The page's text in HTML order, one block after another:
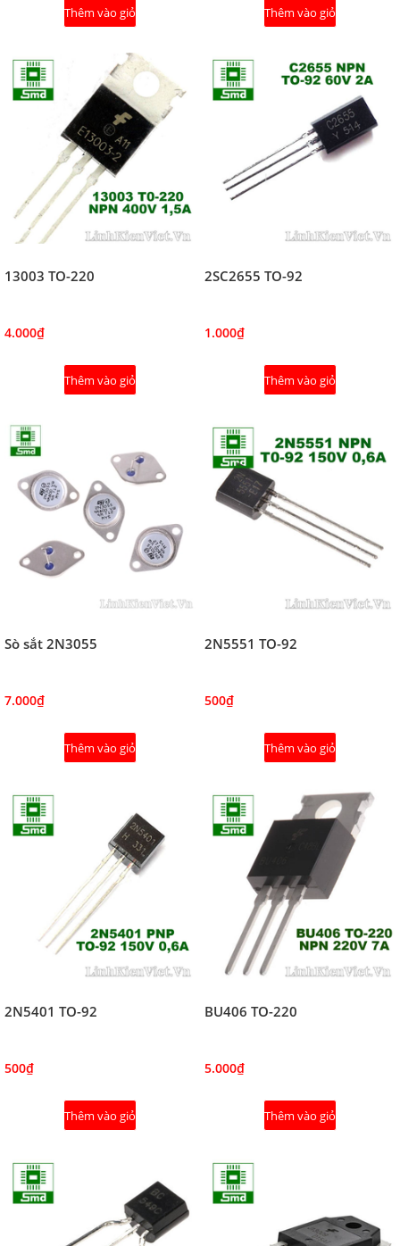
Thêm vào giỏ Thêm vào giỏ
13003 TO-220
4.000₫
Thêm vào giỏ
2SC2655 TO-92
1.000₫
Thêm vào giỏ
Sò sắt 2N3055
7.000₫
Thêm vào giỏ
2N5551 TO-92
500₫
Thêm vào giỏ
2N5401 TO-92
500₫
Thêm vào giỏ
BU406 TO-220
5.000₫
Thêm vào giỏ